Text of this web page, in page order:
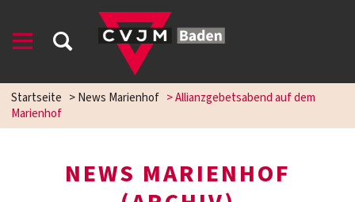
Startseite >News Marienhof >Allianzgebetsabend auf dem
Marienhof
NEWS MARIENHOF